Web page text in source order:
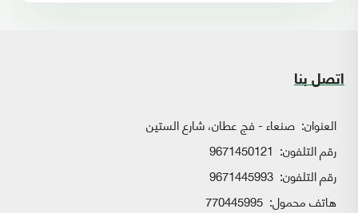
اتصل بنا
العنوان: صنعاء - فج عطان، شارع الستين
رقم التلفون: 9671450121
رقم التلفون: 9671445993
هاتف محمول: 770445995